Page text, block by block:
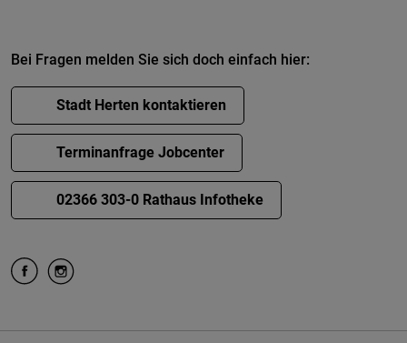
Bei Fragen melden Sie sich doch einfach hier:
Stadt Herten kontaktieren
Terminanfrage Jobcenter
02366 303-0 Rathaus Infotheke